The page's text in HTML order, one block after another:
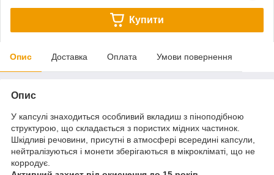
Купити
Опис Доставка Оплата Умови повернення
Опис
У капсулі знаходиться особливий вкладиш з піноподібною
структурою, що складається з пористих мідних частинок.
Шкідливі речовини, присутні в атмосфері всередині капсули,
нейтралізуються і монети зберігаються в мікрокліматі, що не
корродує.